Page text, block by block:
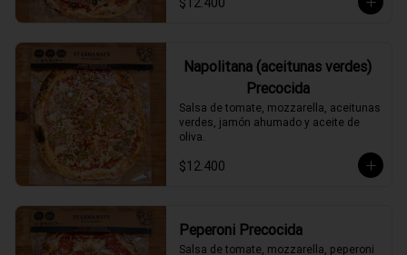
Napolitana (aceitunas verdes)
Precocida
Salsa de tomate, mozzarella, aceitunas
verdes, jamón ahumado y aceite de
oliva.
$12.400
Peperoni Precocida
Salsa de tomate, mozzarella, peperoni